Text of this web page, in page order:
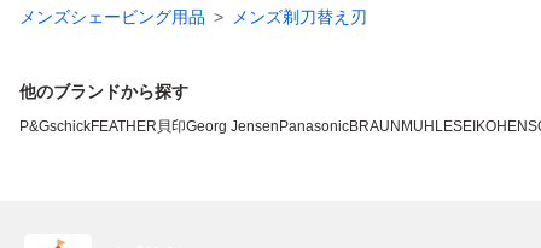
メンズシェービング用品
メンズ剃刀替え刃
他のブランドから探す
P&GschickFEATHER 貝印Georg Jensen PanasonicBRAUN MUHLESEIKO